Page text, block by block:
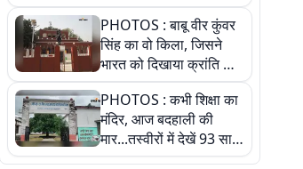
PHOTOS : बाबू वीर कुंवर
सिंह का वो किला, जिसने
भारत को दिखाया क्रांति का
रास्ता: तस्वीरों में देखिए
PHOTOS : कभी शिक्षा का
मंदिर, आज बदहाली की
मार...तस्वीरों में देखें 93 साल
पुराने इस हाई स्कूल की